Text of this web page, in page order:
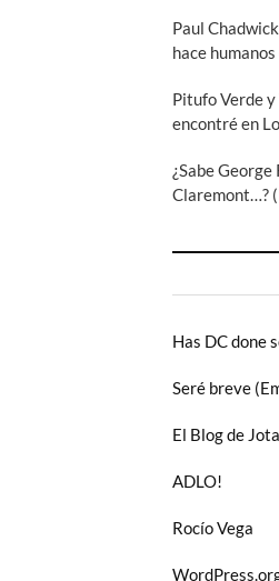
Paul
hace
Pitufo Verde
encontré en
¿Sabe
Claremont…?
Has DC done
Seré breve
El Blog de
ADLO!
Rocío Vega